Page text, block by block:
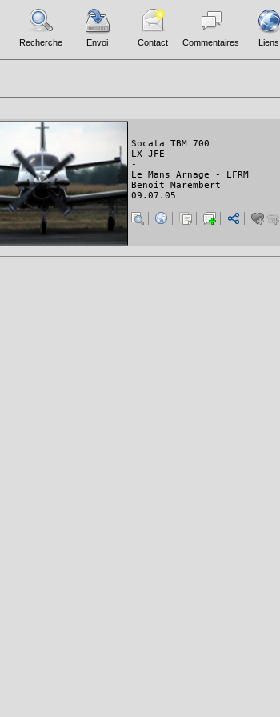
Recherche Envoi Contact Commentaires Liens
Socata TBM 700
LX-JFE
-
Le Mans Arnage - LFRM
Benoit Marembert
09.07.05